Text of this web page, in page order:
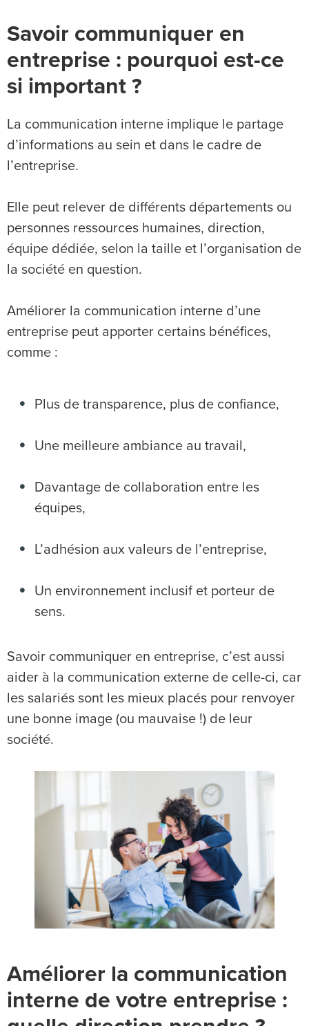
Savoir communiquer en
entreprise : pourquoi est-ce
si important ?
La communication interne implique le partage
d’informations au sein et dans le cadre de
l’entreprise.
Elle peut relever de différents départements ou
personnes ressources humaines, direction,
équipe dédiée, selon la taille et l’organisation de
la société en question.
Améliorer la communication interne d’une
entreprise peut apporter certains bénéfices,
comme :
Plus de transparence, plus de confiance,
Une meilleure ambiance au travail,
Davantage de collaboration entre les
équipes,
L’adhésion aux valeurs de l’entreprise,
Un environnement inclusif et porteur de
sens.
Savoir communiquer en entreprise, c’est aussi
aider à la communication externe de celle-ci, car
les salariés sont les mieux placés pour renvoyer
une bonne image (ou mauvaise !) de leur
société.
Améliorer la communication
interne de votre entreprise :